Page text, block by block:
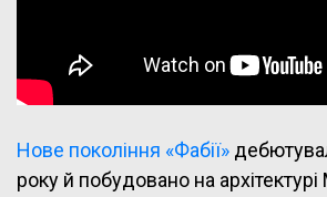
Нове покоління «Фабії»
року й побудовано на архітектурі